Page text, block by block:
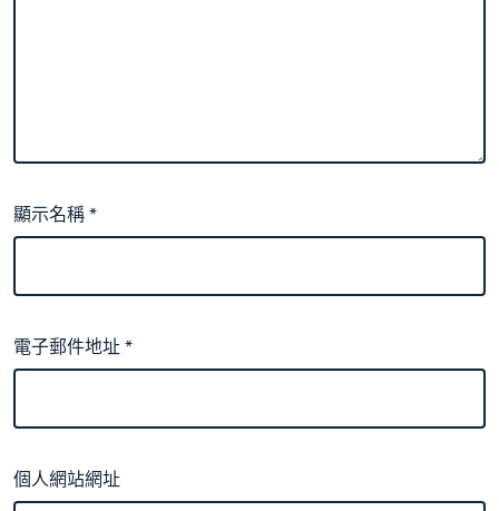
顯示名稱*
電子郵件地址*
個人網站網址